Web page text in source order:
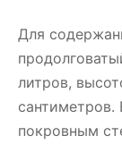
Для
литров,
сантиметров.
покровным